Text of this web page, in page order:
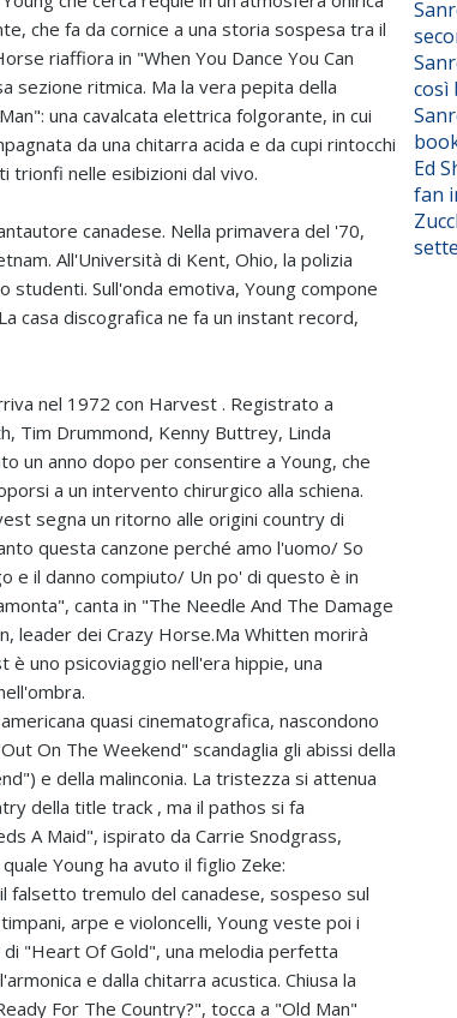
che fa da cornice a una storia sospesa tra il
riaffiora in "When You Dance You Can
sezione ritmica. Ma la vera pepita della
una cavalcata elettrica folgorante, in cui
da una chitarra acida e da cupi rintocchi
trionfi nelle esibizioni dal vivo.
canadese. Nella primavera del '70,
All'Università di Kent, Ohio, la polizia
studenti. Sull'onda emotiva, Young compone
casa discografica ne fa un instant record,
nel 1972 con Harvest . Registrato a
Tim Drummond, Kenny Buttrey, Linda
un anno dopo per consentire a Young, che
a un intervento chirurgico alla schiena.
segna un ritorno alle origini country di
questa canzone perché amo l'uomo/ So
e il danno compiuto/ Un po' di questo è in
canta in "The Needle And The Damage
leader dei Crazy Horse.Ma Whitten morirà
uno psicoviaggio nell'era hippie, una
quasi cinematografica, nascondono
On The Weekend" scandaglia gli abissi della
e della malinconia. La tristezza si attenua
della title track , ma il pathos si fa
A Maid", ispirato da Carrie Snodgrass,
Young ha avuto il figlio Zeke:
falsetto tremulo del canadese, sospeso sul
arpe e violoncelli, Young veste poi i
"Heart Of Gold", una melodia perfetta
e dalla chitarra acustica. Chiusa la
For The Country?", tocca a "Old Man"
così
Ed
fan